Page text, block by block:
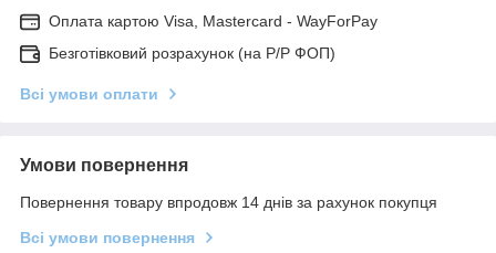
Оплата картою Visa, Mastercard - WayForPay
Безготівковий розрахунок (на Р/Р ФОП)
Всі умови оплати
Умови повернення
Повернення товару впродовж 14 днів за рахунок покупця
Всі умови повернення